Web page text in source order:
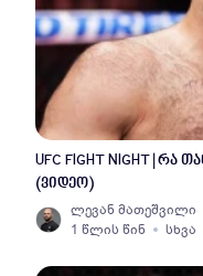
UFC FIGHT NIGHT | რა
(ვიდეო)
ლევან მათეშვილი
1 წლის წინ
სხვა